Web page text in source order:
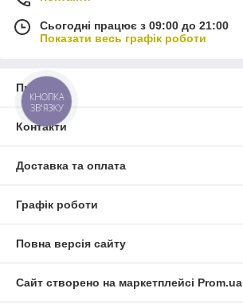
Сьогодні працює з 09:00 до 21:00
Показати весь графік роботи
Про нас
Контакти
Доставка та оплата
Графік роботи
Повна версія сайту
Сайт створено на маркетплейсі Prom.ua
КНОПКА
ЗВ'ЯЗКУ